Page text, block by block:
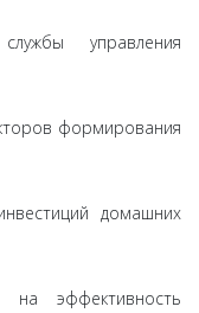
управления
формирования
домашних
на эффективность